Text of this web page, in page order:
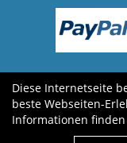
Diese Internetseite
beste Webseiten-
Informationen